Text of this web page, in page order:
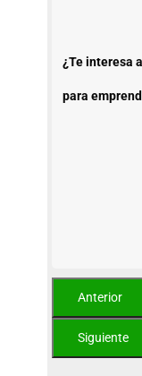
¿Te interesa
para